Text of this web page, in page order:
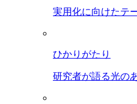
実用化に向けたテ
ひかりがたり
研究者が語る光の